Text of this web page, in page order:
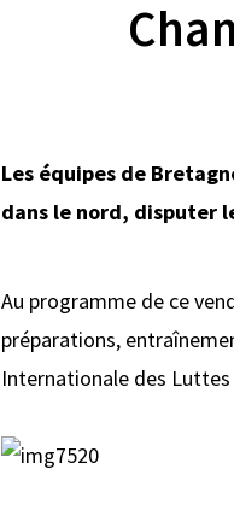
Les équipes de
dans le nord, disputer
Au programme de ce
préparations,
Internationale des Luttes